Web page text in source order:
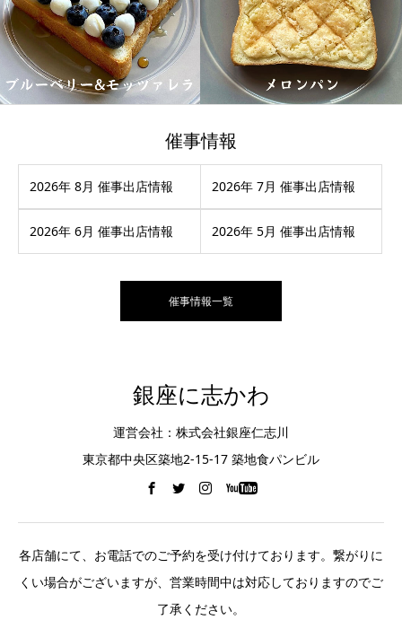
催事情報
2026年 8月 催事出店情報 2026年 7月 催事出店情報
2026年 6月 催事出店情報 2026年 5月 催事出店情報
催事情報一覧
銀座に志かわ
運営会社：株式会社銀座仁志川
東京都中央区築地2-15-17 築地食パンビル
各店舗にて、お電話でのご予約を受け付けております。繋がりに
くい場合がございますが、営業時間中は対応しておりますのでご
了承ください。